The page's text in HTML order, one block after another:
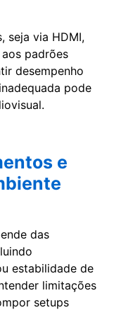
seja via HDMI,
padrões
desempenho
pode
e
das
estabilidade de
limitações
setups